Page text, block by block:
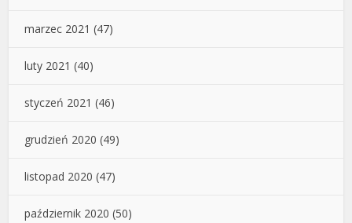
marzec 2021 (47)
luty 2021 (40)
styczeń 2021 (46)
grudzień 2020 (49)
listopad 2020 (47)
październik 2020 (50)